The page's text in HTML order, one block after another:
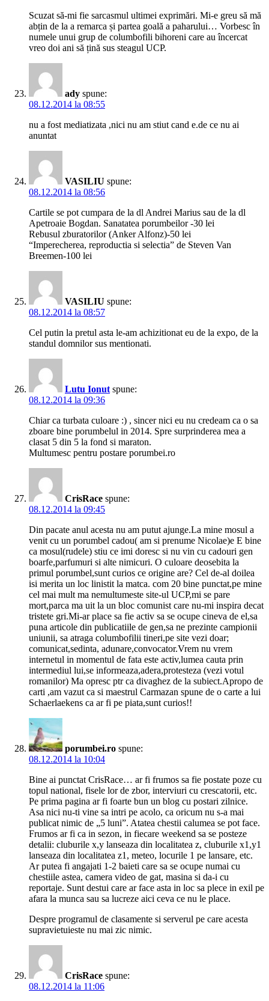
Scuzat să-mi fie sarcasmul ultimei exprimări. Mi-e greu să mă
abțin de la a remarca și partea goală a paharului… Vorbesc în
numele unui grup de columbofili bihoreni care au încercat
vreo doi ani să țină sus steagul UCP.
ady spune:
08.12.2014 la 08:55
nu a fost mediatizata ,nici nu am stiut cand e.de ce nu ai
anuntat
VASILIU spune:
08.12.2014 la 08:56
Cartile se pot cumpara de la dl Andrei Marius sau de la dl
Apetroaie Bogdan. Sanatatea porumbeilor -30 lei
Rebusul zburatorilor (Anker Alfonz)-50 lei
“Imperecherea, reproductia si selectia” de Steven Van
Breemen-100 lei
VASILIU spune:
08.12.2014 la 08:57
Cel putin la pretul asta le-am achizitionat eu de la expo, de la
standul domnilor sus mentionati.
Lutu Ionut spune:
08.12.2014 la 09:36
Chiar ca turbata culoare :) , sincer nici eu nu credeam ca o sa
zboare bine porumbelul in 2014. Spre surprinderea mea a
clasat 5 din 5 la fond si maraton.
Multumesc pentru postare porumbei.ro
CrisRace spune:
08.12.2014 la 09:45
Din pacate anul acesta nu am putut ajunge.La mine mosul a
venit cu un porumbel cadou( am si prenume Nicolae)e E bine
ca mosul(rudele) stiu ce imi doresc si nu vin cu cadouri gen
boarfe,parfumuri si alte nimicuri. O culoare deosebita la
primul porumbel,sunt curios ce origine are? Cel de-al doilea
isi merita un loc linistit la matca. com 20 bine punctat,pe mine
cel mai mult ma nemultumeste site-ul UCP,mi se pare
mort,parca ma uit la un bloc comunist care nu-mi inspira decat
tristete gri.Mi-ar place sa fie activ sa se ocupe cineva de el,sa
puna articole din publicatiile de gen,sa ne prezinte campionii
uniunii, sa atraga columbofilii tineri,pe site vezi doar;
comunicat,sedinta, adunare,convocator.Vrem nu vrem
internetul in momentul de fata este activ,lumea cauta prin
intermediul lui,se informeaza,adera,protesteza (vezi votul
romanilor) Ma opresc ptr ca divaghez de la subiect.Apropo de
carti ,am vazut ca si maestrul Carmazan spune de o carte a lui
Schaerlaekens ca ar fi pe piata,sunt curios!!
porumbei.ro spune:
08.12.2014 la 10:04
Bine ai punctat CrisRace… ar fi frumos sa fie postate poze cu
topul national, fisele lor de zbor, interviuri cu crescatorii, etc.
Pe prima pagina ar fi foarte bun un blog cu postari zilnice.
Asa nici nu-ti vine sa intri pe acolo, ca oricum nu s-a mai
publicat nimic de „5 luni”. Atatea chestii calumea se pot face.
Frumos ar fi ca in sezon, in fiecare weekend sa se posteze
detalii: cluburile x,y lanseaza din localitatea z, cluburile x1,y1
lanseaza din localitatea z1, meteo, locurile 1 pe lansare, etc.
Ar putea fi angajati 1-2 baieti care sa se ocupe numai cu
chestiile astea, camera video de gat, masina si da-i cu
reportaje. Sunt destui care ar face asta in loc sa plece in exil pe
afara la munca sau sa lucreze aici ceva ce nu le place.
Despre programul de clasamente si serverul pe care acesta
supravietuieste nu mai zic nimic.
CrisRace spune:
08.12.2014 la 11:06